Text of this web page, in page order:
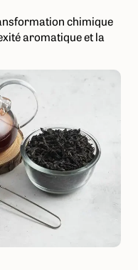
chimique
aromatique et la